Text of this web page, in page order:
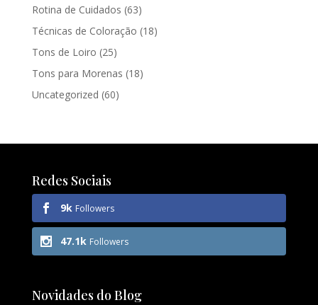
Rotina de Cuidados (63)
Técnicas de Coloração (18)
Tons de Loiro (25)
Tons para Morenas (18)
Uncategorized (60)
Redes Sociais
9k Followers
47.1k Followers
Novidades do Blog